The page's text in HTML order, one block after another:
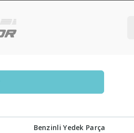
Benzinli Yedek Parça